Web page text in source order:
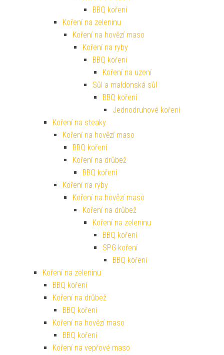
BBQ koření
Koření na zeleninu
Koření na hovězí maso
Koření na ryby
BBQ koření
Koření na uzení
Sůl a maldonská sůl
BBQ koření
Jednodruhové koření
Koření na steaky
Koření na hovězí maso
BBQ koření
Koření na drůbež
BBQ koření
Koření na ryby
Koření na hovězí maso
Koření na drůbež
Koření na zeleninu
BBQ koření
SPG koření
BBQ koření
Koření na zeleninu
BBQ koření
Koření na drůbež
BBQ koření
Koření na hovězí maso
BBQ koření
Koření na vepřové maso